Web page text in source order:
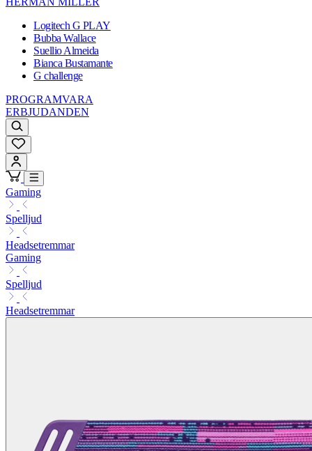
Logitech G PLAY
Bubba Wallace
Suellio Almeida
Bianca Bustamante
G challenge
PROGRAMVARA
ERBJUDANDEN
Gaming
Spelljud
Headsetremmar
Gaming
Spelljud
Headsetremmar